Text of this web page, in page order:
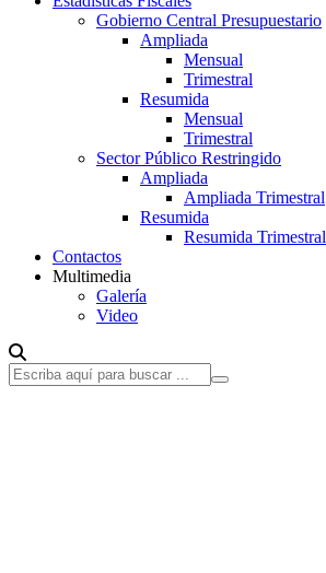
Gobierno Central Presupuestario
Ampliada
Mensual
Trimestral
Resumida
Mensual
Trimestral
Sector Público Restringido
Ampliada
Ampliada Trimestral
Resumida
Resumida Trimestral
Contactos
Multimedia
Galería
Video